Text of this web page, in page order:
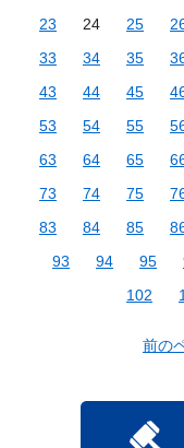
23
24 25
33
34 35
43
44 45
53
54 55
63
64 65
73
74 75
83
84 85
93
94 95
102
前の